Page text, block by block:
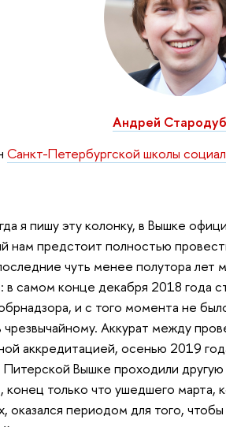
Андрей
Санкт-Петербургской школы
я пишу эту колонку, в Вышке
нам предстоит полностью
чуть менее полутора
самом конце декабря 2018 года
и с того момента не
чрезвычайному. Аккурат между
аккредитацией, осенью 2019
Питерской Вышке проходили
конец только что ушедшего марта,
оказался периодом для того,